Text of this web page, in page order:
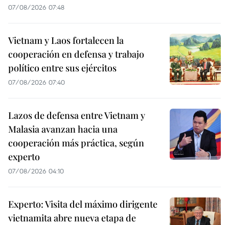
07/08/2026 07:48
Vietnam y Laos fortalecen la
cooperación en defensa y trabajo
político entre sus ejércitos
07/08/2026 07:40
Lazos de defensa entre Vietnam y
Malasia avanzan hacia una
cooperación más práctica, según
experto
07/08/2026 04:10
Experto: Visita del máximo dirigente
vietnamita abre nueva etapa de